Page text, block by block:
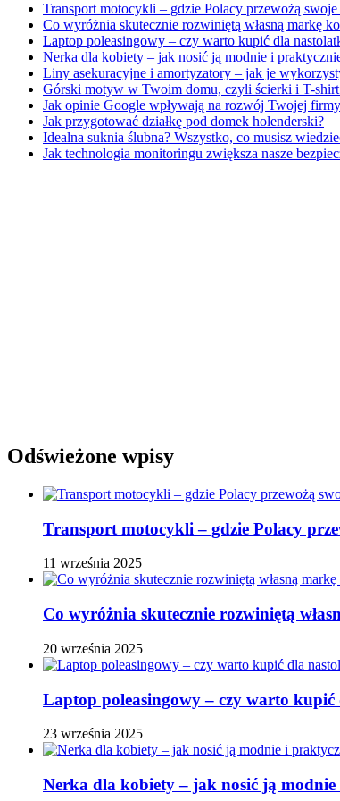
Transport motocykli – gdzie Polacy przewożą swoje
Co wyróżnia skutecznie rozwiniętą własną markę
Laptop poleasingowy – czy warto kupić dla
Nerka dla kobiety – jak nosić ją modnie i
Liny asekuracyjne i amortyzatory – jak je
Górski motyw w Twoim domu, czyli ścierki i T-
Jak opinie Google wpływają na rozwój Twojej
Jak przygotować działkę pod domek holenderski?
Idealna suknia ślubna? Wszystko, co musisz
Jak technologia monitoringu zwiększa nasze
Odświeżone wpisy
Transport motocykli – gdzie Polacy
11 września 2025
Co wyróżnia skutecznie rozwiniętą
20 września 2025
Laptop poleasingowy – czy warto kupić
23 września 2025
Nerka dla kobiety – jak nosić ją